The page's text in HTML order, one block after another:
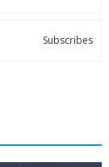
Subscribes